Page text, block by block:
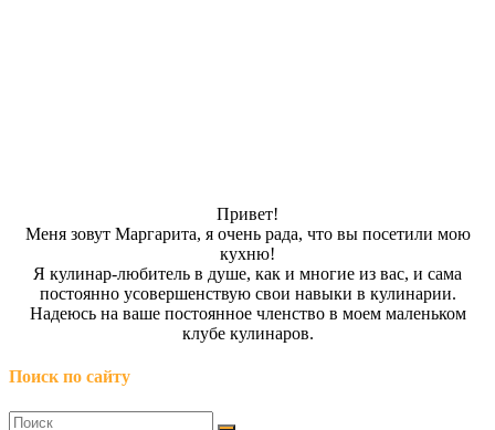
Привет!
Меня зовут Маргарита, я очень рада, что вы посетили мою
кухню!
Я кулинар-любитель в душе, как и многие из вас, и сама
постоянно усовершенствую свои навыки в кулинарии.
Надеюсь на ваше постоянное членство в моем маленьком
клубе кулинаров.
Поиск по сайту